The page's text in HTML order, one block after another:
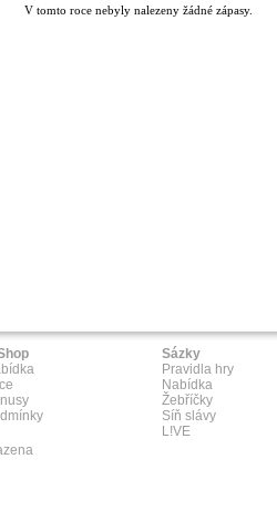
V tomto roce nebyly nalezeny žádné zápasy.
Sázky
Pravidla hry
Nabídka
Žebříčky
Síň slávy
L!VE